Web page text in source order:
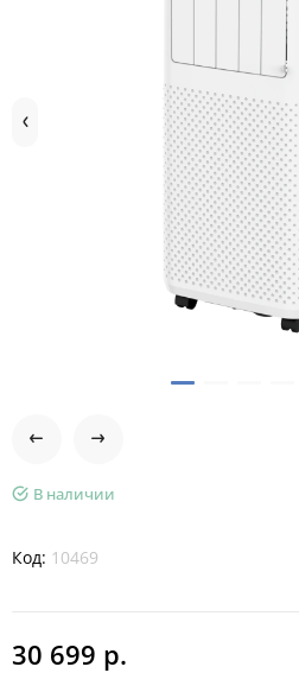
В наличии
Код: 10469
30 699 р.